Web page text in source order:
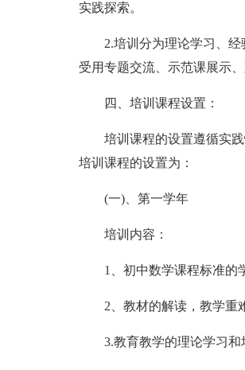
实践探索。
2.培训分为理论学习、经
受用专题交流、示范课展示
四、培训课程设置：
培训课程的设置遵循实践
培训课程的设置为：
(一)、第一学年
培训内容：
1、初中数学课程标准的
2、教材的解读，教学重
3.教育教学的理论学习和